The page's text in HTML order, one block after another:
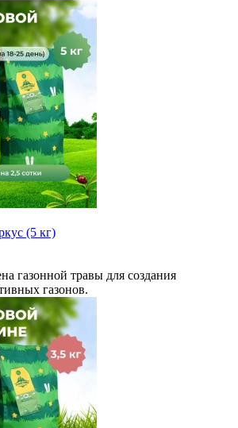
(5 кг)
газонной травы для создания
газонов.